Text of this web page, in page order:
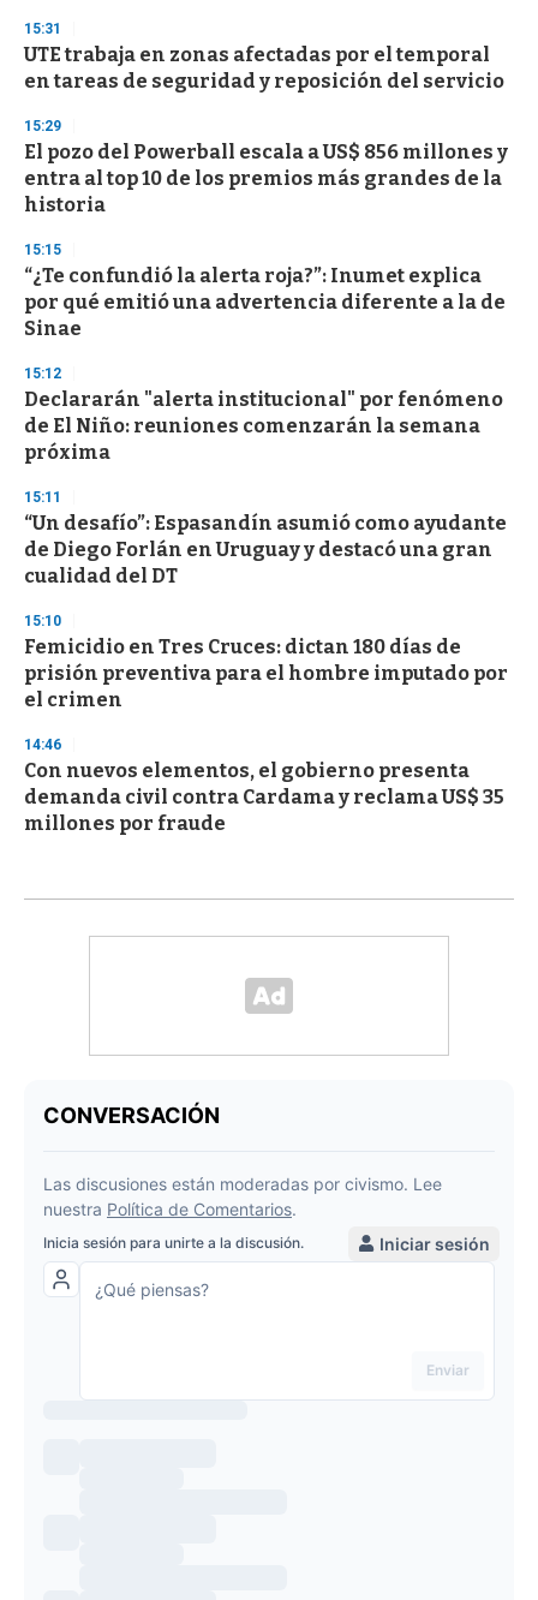
s
e
c
o
d
s
15:31
UTE trabaja en zonas afectadas por el temporal
en tareas de seguridad y reposición del servicio
15:29
El pozo del Powerball escala a US$ 856 millones y
entra al top 10 de los premios más grandes de la
historia
15:15
“¿Te confundió la alerta roja?”: Inumet explica
por qué emitió una advertencia diferente a la de
Sinae
15:12
Declararán "alerta institucional" por fenómeno
de El Niño: reuniones comenzarán la semana
próxima
15:11
“Un desafío”: Espasandín asumió como ayudante
de Diego Forlán en Uruguay y destacó una gran
cualidad del DT
15:10
Femicidio en Tres Cruces: dictan 180 días de
prisión preventiva para el hombre imputado por
el crimen
14:46
Con nuevos elementos, el gobierno presenta
demanda civil contra Cardama y reclama US$ 35
millones por fraude